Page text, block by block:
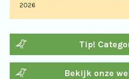
2026
Tip!
Bekijk onze